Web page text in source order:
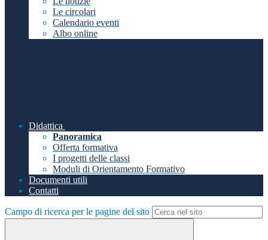
Le circolari
Calendario eventi
Albo online
Didattica
Panoramica
Offerta formativa
I progetti delle classi
Moduli di Orientamento Formativo
Documenti utili
Contatti
Campo di ricerca per le pagine del sito